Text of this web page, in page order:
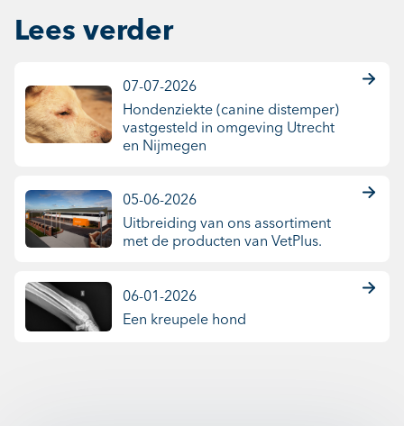
Lees verder
07-07-2026
Hondenziekte (canine distemper)
vastgesteld in omgeving Utrecht
en Nijmegen
05-06-2026
Uitbreiding van ons assortiment
met de producten van VetPlus.
06-01-2026
Een kreupele hond